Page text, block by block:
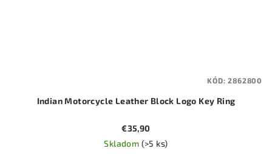
Indian Motorcycle Leather Block Logo Key Ring
€35,90
Skladom (>5 ks)
KÓD:2862800